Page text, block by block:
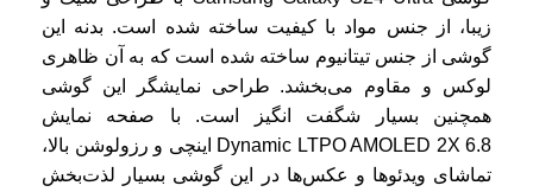
زیبا، از جنس مواد با کیفیت ساخته شده است. بدنه این
گوشی از جنس تیتانیوم ساخته شده است که به آن ظاهری
لوکس و مقاوم می‌بخشد. طراحی نمایشگر این گوشی
همچنین بسیار شگفت انگیز است. با صفحه نمایش
Dynamic LTPO AMOLED 2X 6.8 اینچی و رزولوشن بالا،
تماشای ویدئوها و عکس‌ها در این گوشی بسیار لذت‌بخش